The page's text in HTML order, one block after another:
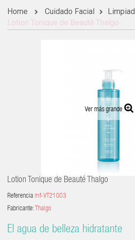
Home Cuidado Facial
Lotion Tonique de Beauté Thalgo
Ver más grande
Lotion Tonique de Beauté Thalgo
Referencia mf-VT21003
Fabricante: Thalgo
El agua de belleza hidratante